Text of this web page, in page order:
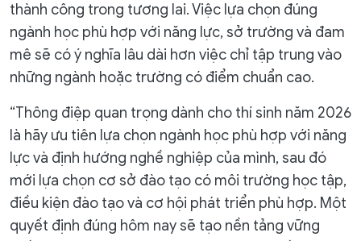
thành công trong tương lai. Việc lựa chọn đúng
ngành học phù hợp với năng lực, sở trường và đam
mê sẽ có ý nghĩa lâu dài hơn việc chỉ tập trung vào
những ngành hoặc trường có điểm chuẩn cao.
“Thông điệp quan trọng dành cho thí sinh năm 2026
là hãy ưu tiên lựa chọn ngành học phù hợp với năng
lực và định hướng nghề nghiệp của mình, sau đó
mới lựa chọn cơ sở đào tạo có môi trường học tập,
điều kiện đào tạo và cơ hội phát triển phù hợp. Một
quyết định đúng hôm nay sẽ tạo nền tảng vững